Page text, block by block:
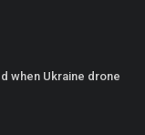
when Ukraine drone